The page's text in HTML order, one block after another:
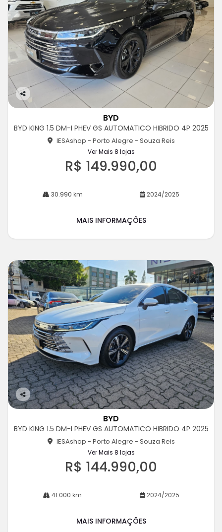
Co
rtil
BYD
BYD KING 1.5 DM-I PHEV GS AUTOMATICO HIBRIDO 4P 2025
IESAshop - Porto Alegre - Souza Reis
Ver Mais 8 lojas
R$ 149.990,00
30.990 km 2024/2025
MAIS INFORMAÇÕES
Co
rtil
BYD
BYD KING 1.5 DM-I PHEV GS AUTOMATICO HIBRIDO 4P 2025
IESAshop - Porto Alegre - Souza Reis
Ver Mais 8 lojas
R$ 144.990,00
41.000 km 2024/2025
MAIS INFORMAÇÕES